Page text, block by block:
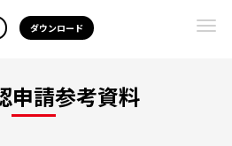
ダウンロード
申請参考資料